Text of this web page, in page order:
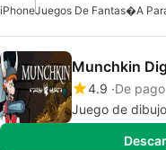
iPhoneJuegos De Fantas�a
Munchkin
4.9 De pago
Juego de